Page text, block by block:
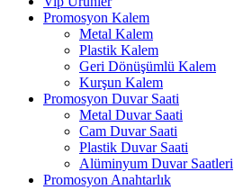
Promosyon Kalem
Metal Kalem
Plastik Kalem
Geri Dönüşümlü Kalem
Kurşun Kalem
Promosyon Duvar Saati
Metal Duvar Saati
Cam Duvar Saati
Plastik Duvar Saati
Alüminyum Duvar Saatleri
Promosyon Anahtarlık